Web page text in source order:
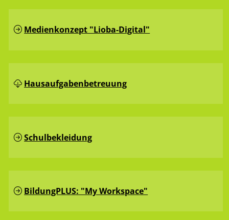
Medienkonzept "Lioba-Digital"
Hausaufgaben­betreuung
Schulbekleidung
BildungPLUS: "My Workspace"